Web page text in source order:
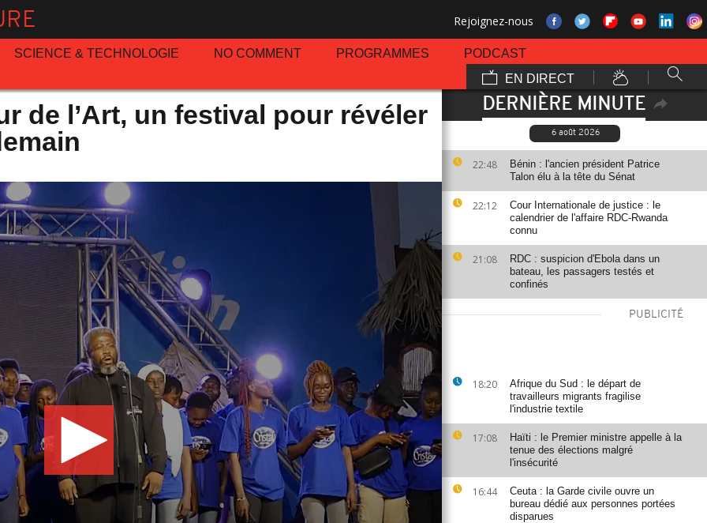
Rejoignez-nous
SCIENCE & TECHNOLOGIE NO COMMENT PROGRAMMES
PODCAST
EN DIRECT
DERNIÈRE MINUTE
6 août 2026
22:48
Bénin : l'ancien président Patrice
Talon élu à la tête du Sénat
22:12
Cour Internationale de justice : le
calendrier de l'affaire RDC-Rwanda
connu
21:08
RDC : suspicion d'Ebola dans un
bateau, les passagers testés et
confinés
PUBLICITÉ
18:20
Afrique du Sud : le départ de
travailleurs migrants fragilise
l'industrie textile
17:08
Haïti : le Premier ministre appelle à la
tenue des élections malgré
l'insécurité
16:44
Ceuta : la Garde civile ouvre un
bureau dédié aux personnes portées
disparues
de l’Art, un festival pour révéler